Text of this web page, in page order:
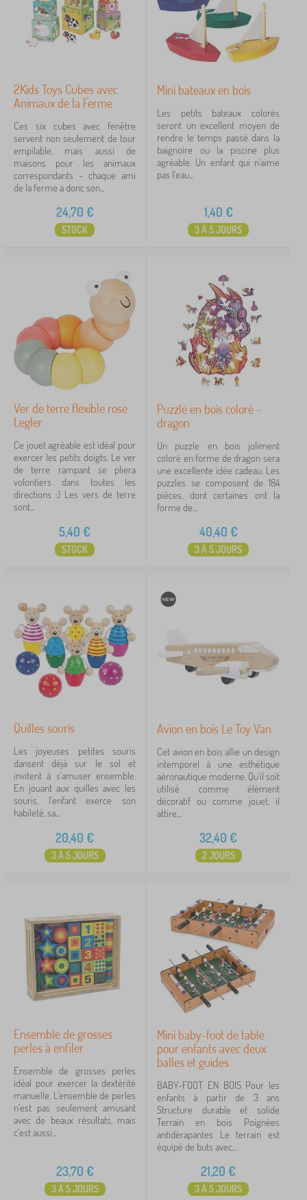
2Kids Toys Cubes avec
Animaux de la Ferme
Ces six cubes avec fenêtre
servent non seulement de tour
empilable, mais aussi de
maisons pour les animaux
correspondants - chaque ami
de la ferme a donc son...
24,70 €
STOCK
Mini bateaux en bois
Les petits bateaux colorés
seront un excellent moyen de
rendre le temps passé dans la
baignoire ou la piscine plus
agréable. Un enfant qui n'aime
pas l'eau...
1,40 €
3 À 5 JOURS
Ver de terre flexible rose
Legler
Ce jouet agréable est idéal pour
exercer les petits doigts. Le ver
de terre rampant se pliera
volontiers dans toutes les
directions :) Les vers de terre
sont...
5,40 €
STOCK
Puzzle en bois coloré -
dragon
Un puzzle en bois joliment
coloré en forme de dragon sera
une excellente idée cadeau. Les
puzzles se composent de 184
pièces, dont certaines ont la
forme de...
40,40 €
3 À 5 JOURS
Quilles souris
Les joyeuses petites souris
dansent déjà sur le sol et
invitent à s'amuser ensemble.
En jouant aux quilles avec les
souris, l'enfant exerce son
habileté, sa...
20,40 €
3 À 5 JOURS
Avion en bois Le Toy Van
Cet avion en bois allie un design
intemporel à une esthétique
aéronautique moderne. Qu'il soit
utilisé comme élément
décoratif ou comme jouet, il
attire...
32,40 €
2 JOURS
Ensemble de grosses
perles à enfiler
Ensemble de grosses perles
idéal pour exercer la dextérité
manuelle. L'ensemble de perles
n'est pas seulement amusant
avec de beaux résultats, mais
c'est aussi...
23,70 €
3 À 5 JOURS
Mini baby-foot de table
pour enfants avec deux
balles et guides
BABY-FOOT EN BOIS Pour les
enfants à partir de 3 ans
Structure durable et solide
Terrain en bois Poignées
antidérapantes Le terrain est
équipé de buts avec...
21,20 €
3 À 5 JOURS